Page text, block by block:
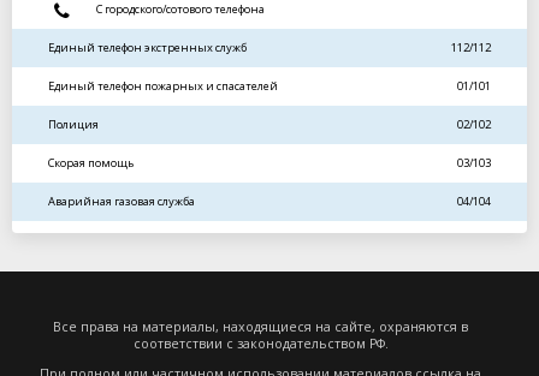
С городского/сотового телефона
Единый телефон экстренных служб 112/112
Единый телефон пожарных и спасателей 01/101
Полиция 02/102
Скорая помощь 03/103
Аварийная газовая служба 04/104
Все права на материалы, находящиеся на сайте, охраняются в
соответствии с законодательством РФ.